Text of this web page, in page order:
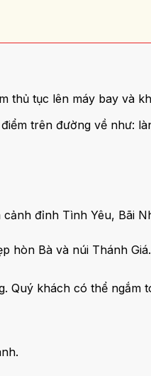
thủ tục lên máy bay và
trên đường về như:
đỉnh Tình Yêu, Bãi
hòn Bà và núi Thánh Giá.
Quý khách có thể ngắm